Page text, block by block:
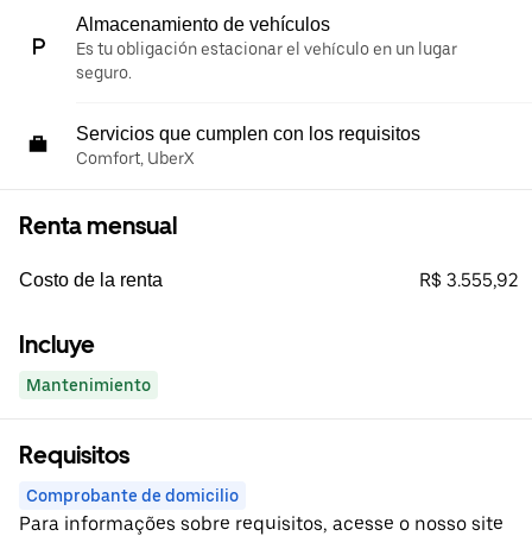
Almacenamiento de vehículos
Es tu obligación estacionar el vehículo en un lugar
seguro.
Servicios que cumplen con los requisitos
Comfort, UberX
Renta mensual
Costo de la renta R$ 3.555,92
Incluye
Mantenimiento
Requisitos
Comprobante de domicilio
Para informações sobre requisitos, acesse o nosso site